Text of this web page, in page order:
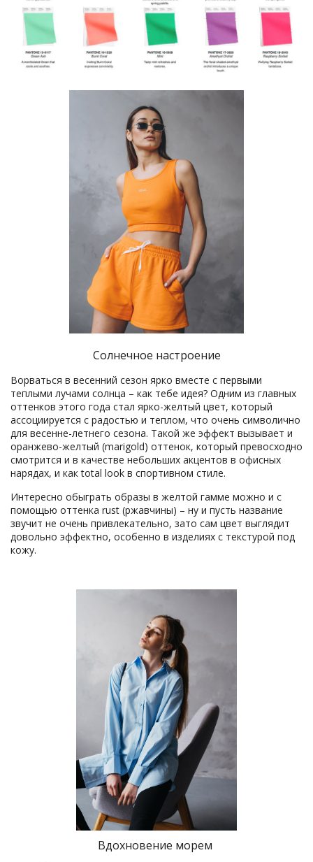
Солнечное настроение
Ворваться в весенний сезон ярко вместе с первыми
теплыми лучами солнца – как тебе идея? Одним из главных
оттенков этого года стал ярко-желтый цвет, который
ассоциируется с радостью и теплом, что очень символично
для весенне-летнего сезона. Такой же эффект вызывает и
оранжево-желтый (marigold) оттенок, который превосходно
смотрится и в качестве небольших акцентов в офисных
нарядах, и как total look в спортивном стиле.
Интересно обыграть образы в желтой гамме можно и с
помощью оттенка rust (ржавчины) – ну и пусть название
звучит не очень привлекательно, зато сам цвет выглядит
довольно эффектно, особенно в изделиях с текстурой под
кожу.
Вдохновение морем